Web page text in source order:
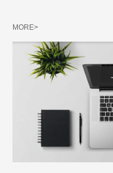
MORE>